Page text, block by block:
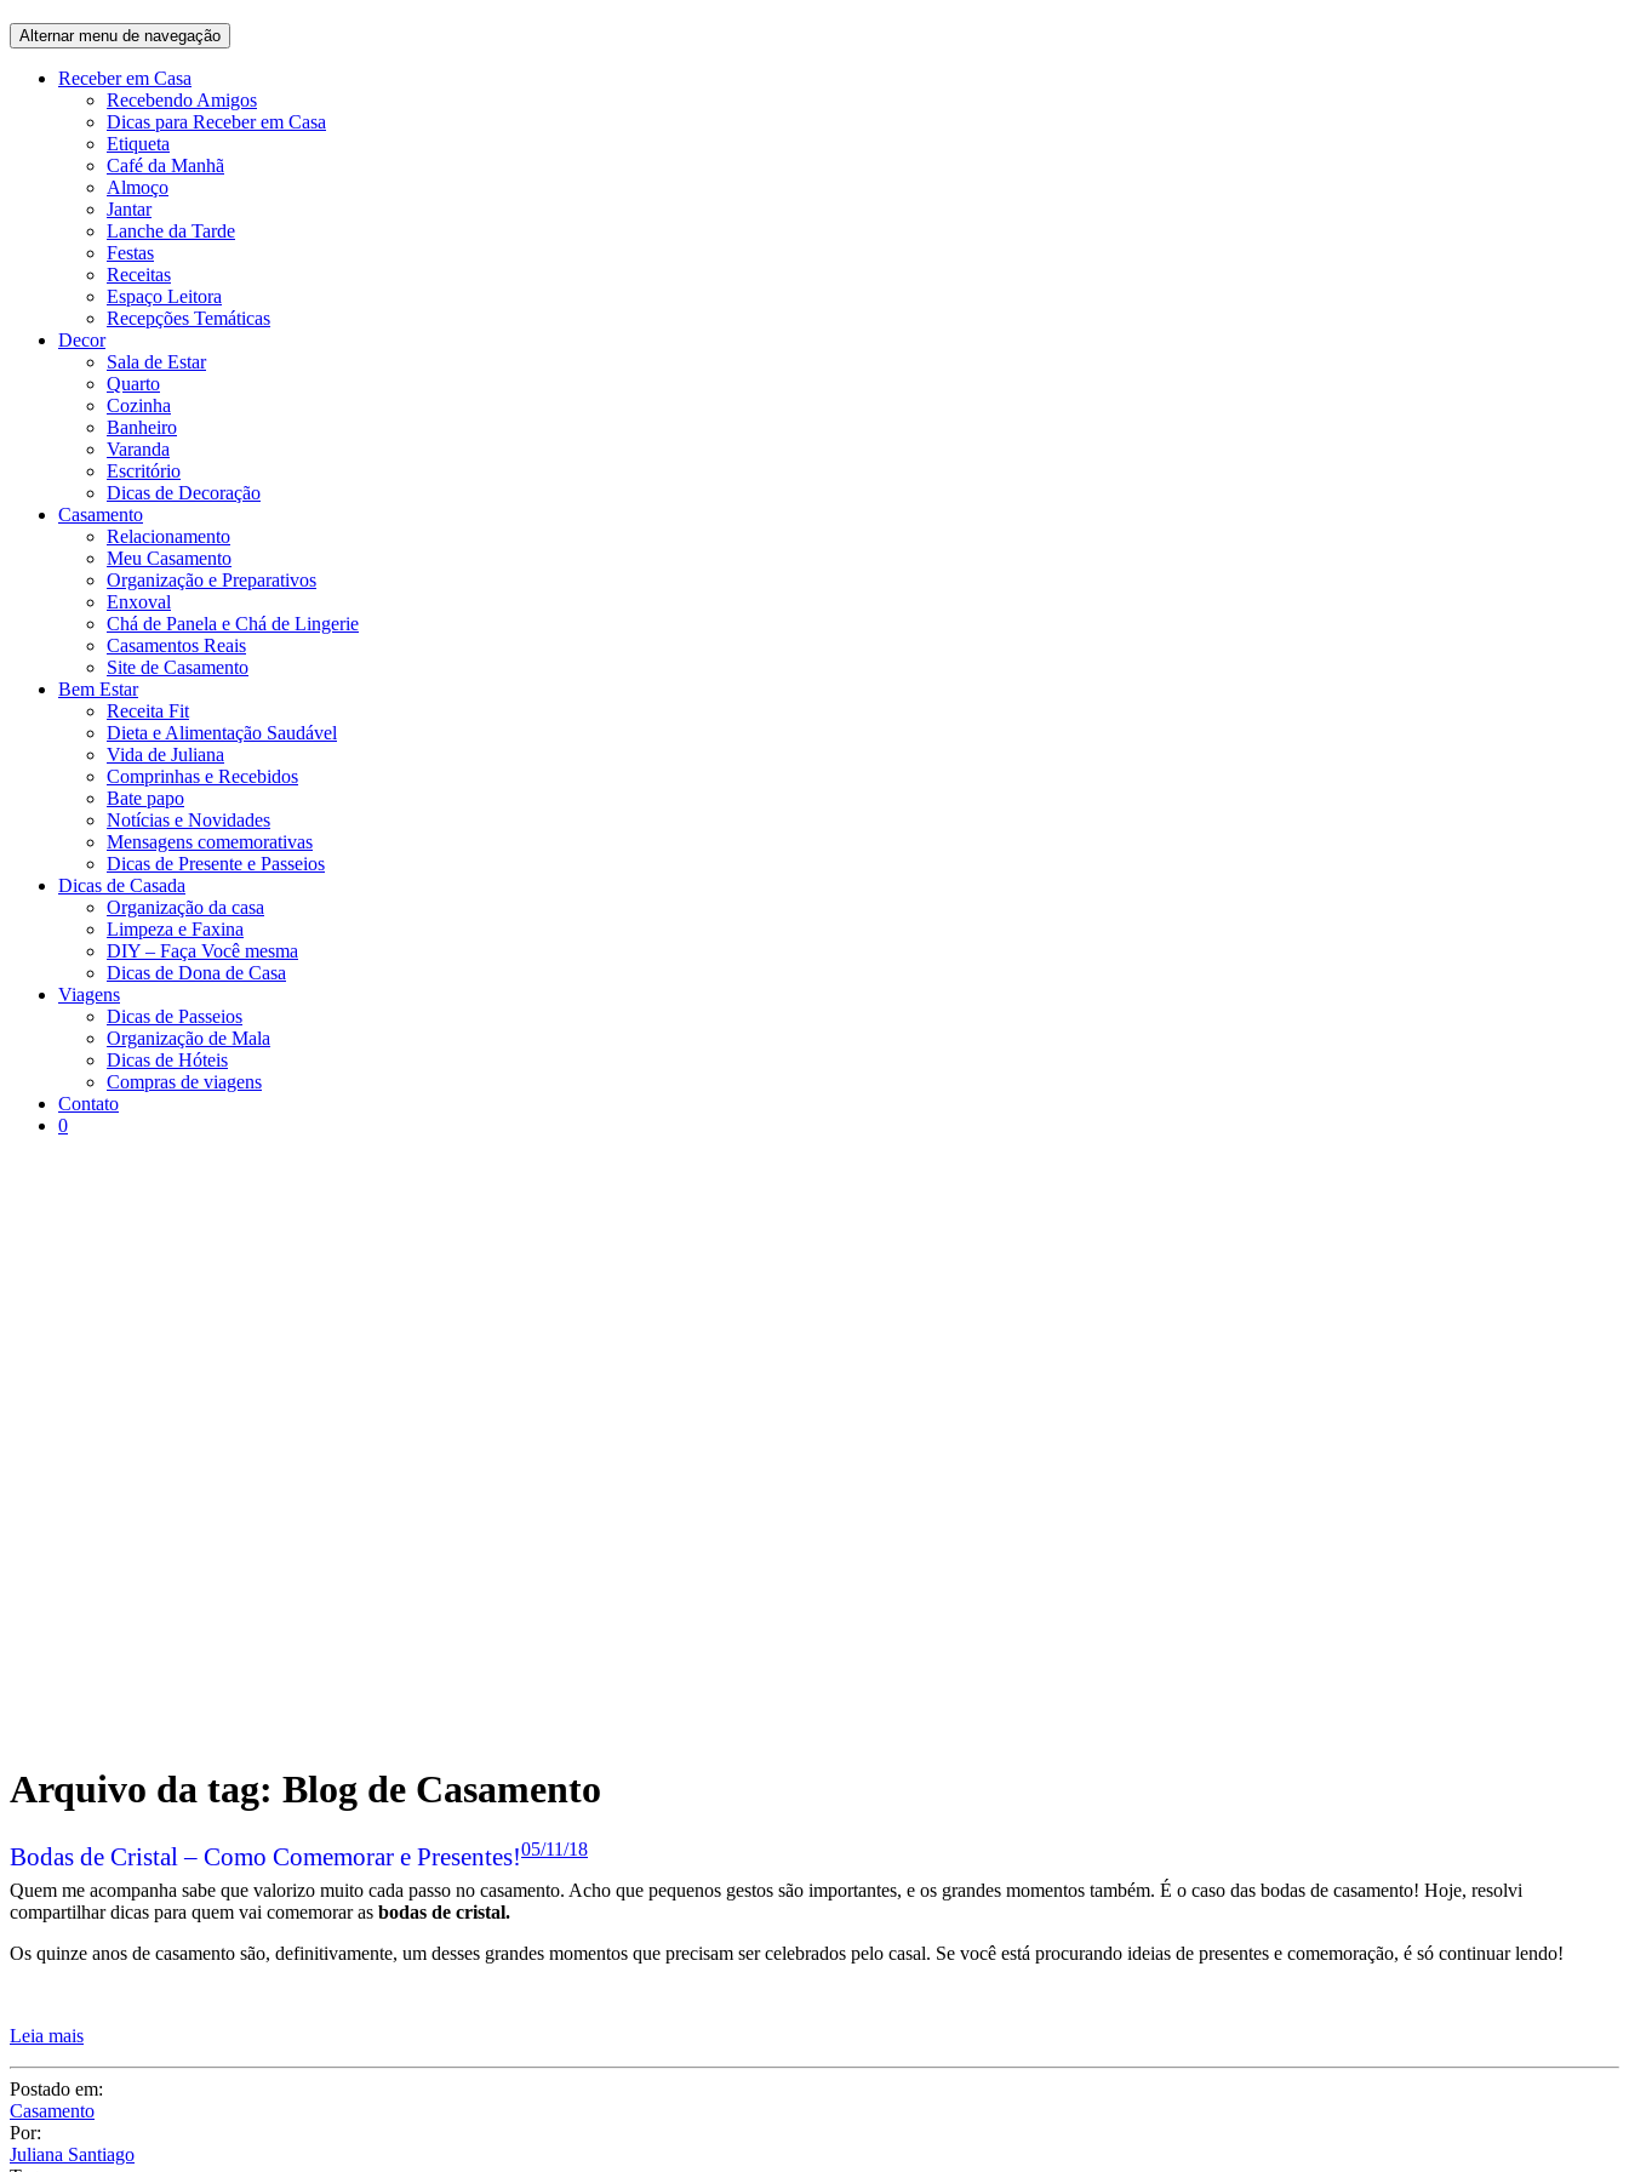
Alternar menu de navegação
Recebendo Amigos
Dicas para Receber em Casa
Etiqueta
Café da Manhã
Almoço
Jantar
Lanche da Tarde
Festas
Receitas
Espaço Leitora
Recepções Temáticas
Decor
Quarto
Cozinha
Banheiro
Varanda
Escritório
Dicas de Decoração
Casamento
Relacionamento
Meu Casamento
Organização e Preparativos
Enxoval
Chá de Panela e Chá de Lingerie
Casamentos Reais
Site de Casamento
Bem Estar
Receita Fit
Dieta e Alimentação Saudável
Vida de Juliana
Comprinhas e Recebidos
Bate papo
Notícias e Novidades
Mensagens comemorativas
Dicas de Presente e Passeios
Dicas de Casada
Organização da casa
Limpeza e Faxina
DIY – Faça Você mesma
Dicas de Dona de Casa
Viagens
Dicas de Passeios
Organização de Mala
Dicas de Hóteis
Compras de viagens
Contato
0
Arquivo da tag: Blog de Casamento
Bodas de Cristal – Como Comemorar e Presentes!
Quem me acompanha sabe que valorizo muito cada passo no casamento. Acho que pequenos gestos são importantes, e os grandes momentos também. É o caso das bodas de casamento! Hoje, resolvi
compartilhar dicas para quem vai comemorar asbodas de cristal.
Postado em:
Casamento
Por:
Juliana Santiago
Tags: